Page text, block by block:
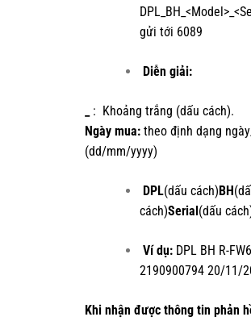
gửi tới 6089
Diễn giải:
: Khoảng trắng (dấu cách).
Ngày mua:theo định dạng
(dd/mm/yyyy)
DPL(dấu cách)BH
cách)Serial(dấu
Ví dụ: DPL BH R-
2190900794 20/11/
Khi nhận được thông tin phản